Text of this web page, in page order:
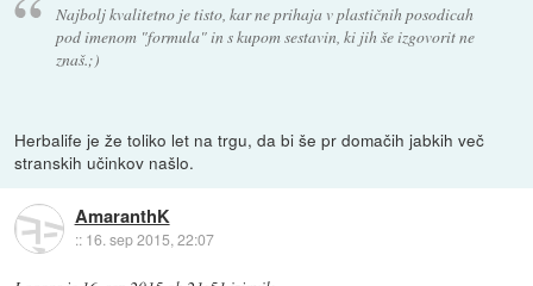
Najbolj kvalitetno je tisto, kar ne prihaja v plastičnih posodicah
pod imenom "formula" in s kupom sestavin, ki jih še izgovorit ne
znaš.;)
Herbalife je že toliko let na trgu, da bi še pr domačih jabkih več
stranskih učinkov našlo.
AmaranthK
:: 16. sep 2015, 22:07